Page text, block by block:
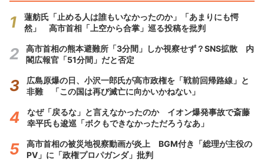
蓮舫氏「止める人は誰もいなかったのか」「あまりにも愕
然」 高市首相「上空から合掌」巡る投稿を批判
高市首相の熊本避難所「3分間」しか視察せず？SNS拡散 内
閣広報官「51分間」だと否定
広島原爆の日、小沢一郎氏が高市政権を「戦前回帰路線」と
非難 「この国は再び滅亡に向かいかねない」
なぜ「戻るな」と言えなかったのか イオン爆発事故で斎藤
幸平氏も逡巡「ボクもできなかっただろうなあ」
高市首相の被災地視察動画が炎上 BGM付き「総理が主役の
PV」に「政権プロパガンダ」批判